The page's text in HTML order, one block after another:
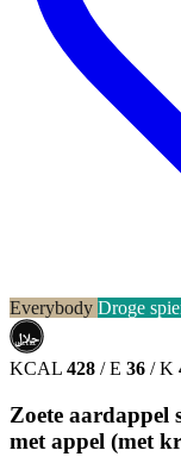
Everybody Droge
حلال
HALAL
KCAL 428 / E 36 / K
Zoete aardappel
met appel (met